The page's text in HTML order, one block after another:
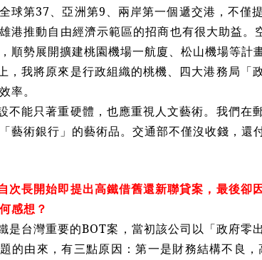
球第37、亞洲第9、兩岸第一個遞交港，不僅
港推動自由經濟示範區的招商也有很大助益。
順勢展開擴建桃園機場一航廈、松山機場等計畫
，我將原來是行政組織的桃機、四大港務局「
率。
不能只著重硬體，也應重視人文藝術。我們在
藝術銀行」的藝術品。交通部不僅沒收錢，還
次長開始即提出高鐵借舊還新聯貸案，最後卻
感想？
是台灣重要的BOT案，當初該公司以「政府零
的由來，有三點原因：第一是財務結構不良